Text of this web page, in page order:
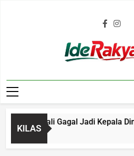
KILAS
Kembali Gagal Jadi Kepala Dinas,